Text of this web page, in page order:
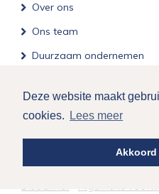
Deze website maakt
cookies.
Lees meer
Akkoord
Over ons
Ons team
Duurzaam ondernemen
Certificaten
Disclaimer
Algemene